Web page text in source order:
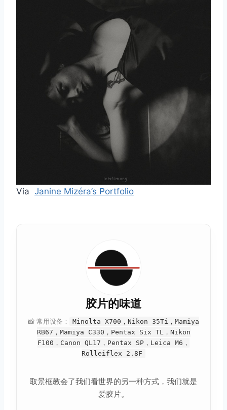
Via Janine Mizéra’s Portfolio
胶片的味道
📸 常用设备：
Minolta X700，Nikon 35Ti，Mamiya
RB67，Mamiya C330，Pentax Six TL，Nikon
F100，Canon QL17，Pentax SP，Leica M6，
Rolleiflex 2.8F
取景框教会了我们看世界的另一种方式，我们就是
爱胶片。